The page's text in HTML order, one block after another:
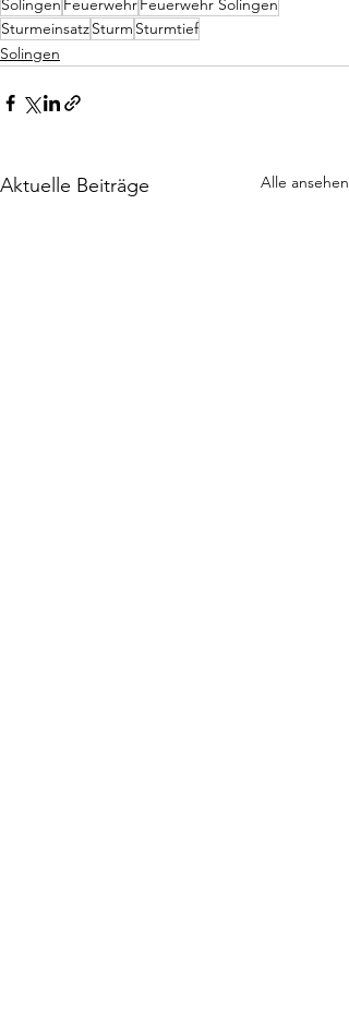
Solingen FeuerwehrFeuerwehr Solingen
SturmeinsatzSturm Sturmtief
Solingen
Aktuelle Beiträge Alle ansehen